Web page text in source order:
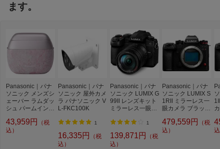
可動式液晶
ファインダー視野率
ファインダー倍率
約0.78倍
撮影可能枚数
【CFexpress Type Bカード使用時(DMW
-BLK22使用時)】
【モニター時】 約370枚【LVF時】 約33
0枚
【SDカード使用時(DMW-BLK22使用
時)】
【モニター時】 約380枚【LVF時】 約34
【メカシャッター】[H:高速]速度優先：1
ます。
Panasonic｜パナ
ソニック メンズシ
ェーバー ラムダッ
シュ パームイン 7
Y EDITION 桜 ES-
PV70-P [5枚刃 /A
43,959円
（税
込）
Panasonic｜パナ
ソニック 屋外カメ
ラ パナソニック V
L-FKC100K
1
16,335円
（税
込）
Panasonic｜パナ
ソニック LUMIX G
99II レンズキット
ミラーレス一眼カ
G99M2H [ズーム
1
139,871円
（税
込）
Panasonic｜パナ
ソニック LUMIX S
1RII ミラーレス一
眼カメラ ブラック
ィ単体]
479,559円
（税
込）